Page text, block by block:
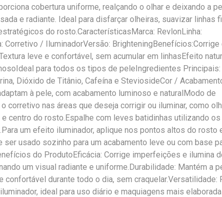
cobertura uniforme, realçando o olhar e deixando a
e radiante. Ideal para disfarçar olheiras, suavizar linhas
do rosto.CaracterísticasMarca: RevlonLinha:
Corretivo / IluminadorVersão: BrighteningBenefícios:Corrige
leve e confortável, sem acumular em linhasEfeito
para todos os tipos de peleIngredientes Principais:
Dióxido de Titânio, Cafeína e SteviosideCor /
à pele, com acabamento luminoso e naturalModo de
corretivo nas áreas que deseja corrigir ou iluminar, como
centro do rosto.Espalhe com leves batidinhas utilizando
um efeito iluminador, aplique nos pontos altos do rosto
ser usado sozinho para um acabamento leve ou com base
do ProdutoEficácia: Corrige imperfeições e ilumina
um visual radiante e uniforme.Durabilidade: Mantém a
confortável durante todo o dia, sem craquelar.Versatilidade:
ideal para uso diário e maquiagens mais